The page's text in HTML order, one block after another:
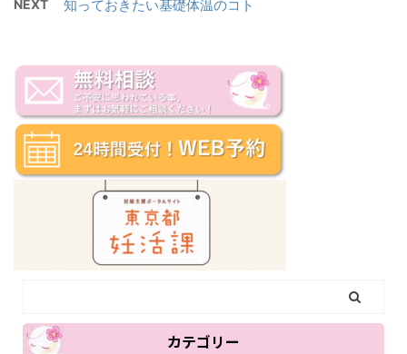
NEXT 知っておきたい基礎体温のコト
カテゴリー